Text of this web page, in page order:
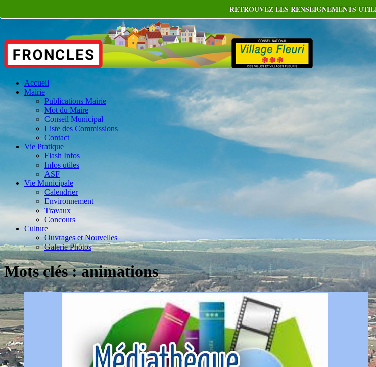
Accueil
Mairie
Publications Mairie
Mot du Maire
Conseil Municipal
Liste des Commissions
Contact
Vie Pratique
Flash Infos
Infos utiles
ASF
Vie Municipale
Calendrier
Environnement
Travaux
Concours
Culture
Ouvrages et Nouvelles
Galerie Photos
Mots clés : animations
RETROUVEZ LES RENSEIGNEMENTS